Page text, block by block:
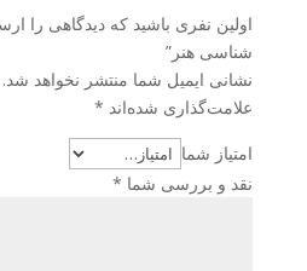
اولین نفری باشید که دیدگاهی را
شناسی هنر”
نشانی ایمیل شما منتشر نخواهد شد.
علامت‌گذاری شده‌اند *
امتیاز شما
نقد و بررسی شما *